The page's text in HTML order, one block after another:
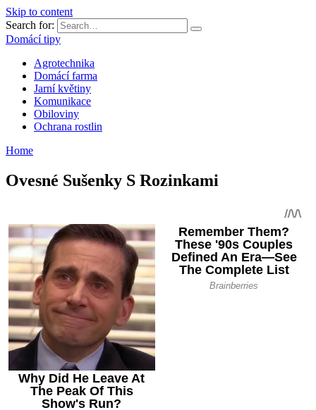
Skip to content
Search for:
Domácí tipy
Agrotechnika
Domácí farma
Jarní květiny
Komunikace
Obiloviny
Ochrana rostlin
Home
Ovesné Sušenky S Rozinkami